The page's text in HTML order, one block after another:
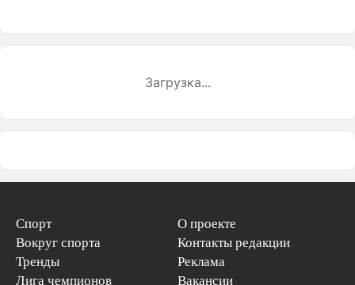
Загрузка...
Спорт
Вокруг спорта
Тренды
Лига чемпионов
О проекте
Контакты редакции
Реклама
Вакансии